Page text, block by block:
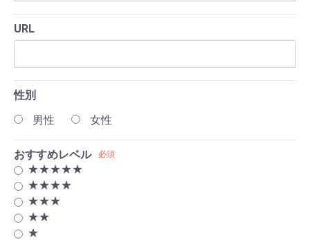
URL
性別
男性
女性
おすすめレベル 必須
★★★★★
★★★★
★★★
★★
★